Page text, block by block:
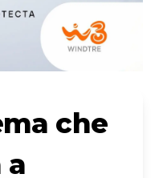
che
a